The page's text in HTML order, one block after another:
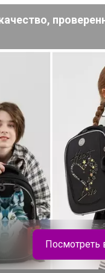
с 24-ok
место для ваших
случайных
Посмотреть